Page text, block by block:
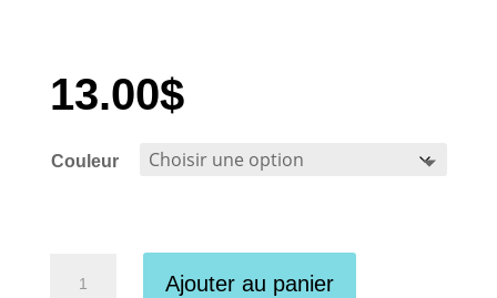
13.00$
Couleur
Ajouter au panier